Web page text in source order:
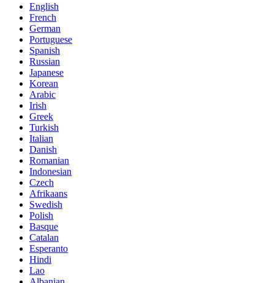
English
French
German
Portuguese
Spanish
Russian
Japanese
Korean
Arabic
Irish
Greek
Turkish
Italian
Danish
Romanian
Indonesian
Czech
Afrikaans
Swedish
Polish
Basque
Catalan
Esperanto
Hindi
Lao